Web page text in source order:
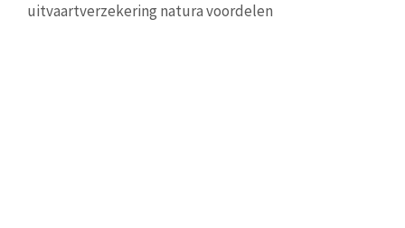
uitvaartverzekering natura voordelen